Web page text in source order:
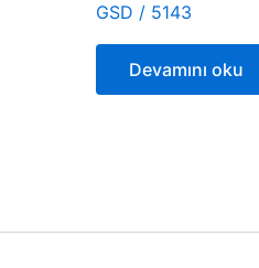
GSD / 5143
Devamını oku